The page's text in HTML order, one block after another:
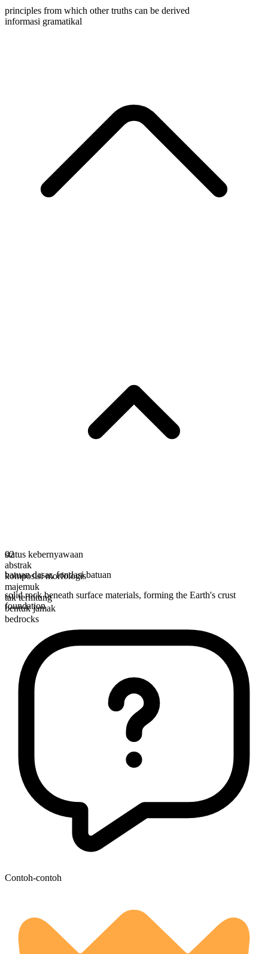
principles from which other truths can be derived
informasi gramatikal
status kebernyawaan
abstrak
komposisi morfologis
majemuk
tak terhitung
bentuk jamak
bedrocks
02
batuan dasar,fondasi batuan
solid rock beneath surface materials, forming the Earth's crust
foundation
Contoh-contoh